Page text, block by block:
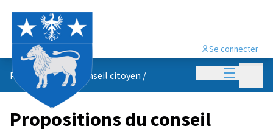
Menu
Se connecter
Propositions du conseil citoyen /
Propositions du conseil